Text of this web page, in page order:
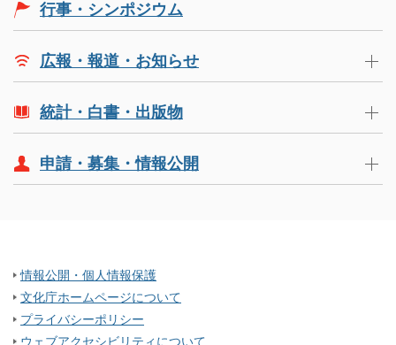
行事・シンポジウム
広報・報道・お知らせ
統計・白書・出版物
申請・募集・情報公開
情報公開・個人情報保護
文化庁ホームページについて
プライバシーポリシー
ウェブアクセシビリティについて